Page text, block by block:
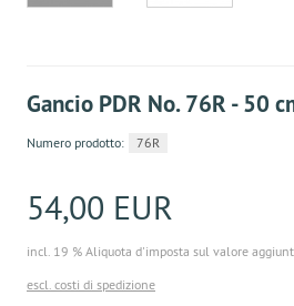
Gancio PDR No. 76R - 50
Numero prodotto: 76R
54,00 EUR
incl. 19 % Aliquota d'imposta sul valore
escl. costi di spedizione